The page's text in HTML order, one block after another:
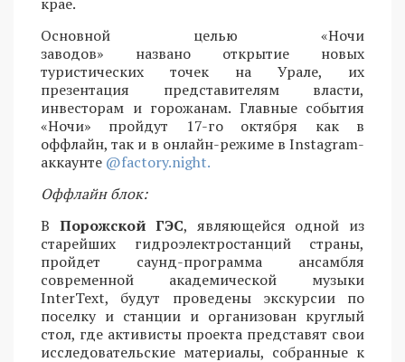
Основной целью «Ночи
заводов» названо открытие новых
туристических точек на Урале, их
презентация представителям власти,
инвесторам и горожанам. Главные события
«Ночи» пройдут 17-го октября как в
оффлайн, так и в онлайн-режиме в Instagram-
аккаунте @factory.night.
Оффлайн блок:
В Порожской ГЭС, являющейся одной из
старейших гидроэлектростанций страны,
пройдет саунд-программа ансамбля
современной академической музыки
InterText, будут проведены экскурсии по
поселку и станции и организован круглый
стол, где активисты проекта представят свои
исследовательские материалы, собранные к